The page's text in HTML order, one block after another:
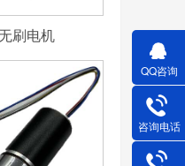
刷电机
QQ咨询
咨询电话